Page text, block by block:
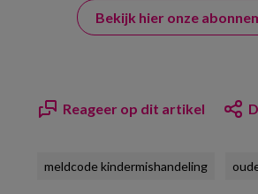
Bekijk hier onze
Reageer op dit artikel
meldcode kindermishandeling